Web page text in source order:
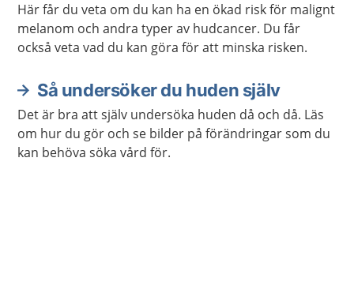
Här får du veta om du kan ha en ökad risk för malignt
melanom och andra typer av hudcancer. Du får
också veta vad du kan göra för att minska risken.
Så undersöker du huden själv
Det är bra att själv undersöka huden då och då. Läs
om hur du gör och se bilder på förändringar som du
kan behöva söka vård för.